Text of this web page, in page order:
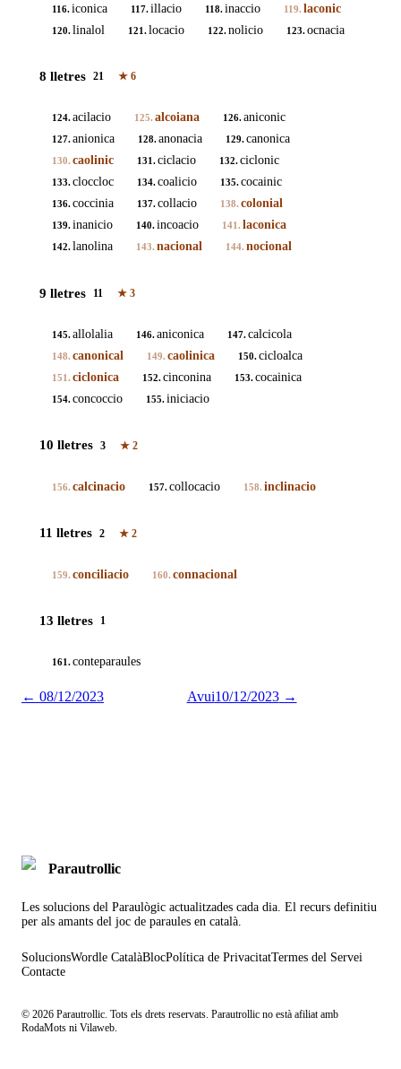
116.iconica 117.illacio 118.inaccio 119. laconic
120.linalol 121.locacio 122.nolicio 123.ocnacia
8 lletres 21 ★ 6
124.acilacio 125. alcoiana 126.aniconic
127.anionica 128.anonacia 129.canonica
130. caolinic 131.ciclacio 132.ciclonic
133.cloccloc 134.coalicio 135.cocainic
136.coccinia 137.collacio 138. colonial
139.inanicio 140.incoacio 141. laconica
142.lanolina 143. nacional 144. nocional
9 lletres 11 ★ 3
145.allolalia 146.aniconica 147.calcicola
148. canonical 149. caolinica 150.cicloalca
151. ciclonica 152.cinconina 153.cocainica
154.concoccio 155.iniciacio
10 lletres 3 ★ 2
156. calcinacio 157.collocacio 158. inclinacio
11 lletres 2 ★ 2
159. conciliacio 160. connacional
13 lletres 1
161.conteparaules
← 08/12/2023 Avui10/12/2023→
Parautrollic
Les solucions del Paraulògic actualitzades cada dia. El recurs definitiu
per als amants del joc de paraules en català.
SolucionsWordle CatalàBlocPolítica de PrivacitatTermes del Servei
Contacte
© 2026 Parautrollic. Tots els drets reservats. Parautrollic no està afiliat amb
RodaMots ni Vilaweb.